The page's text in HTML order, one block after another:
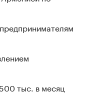
тыс. в месяц